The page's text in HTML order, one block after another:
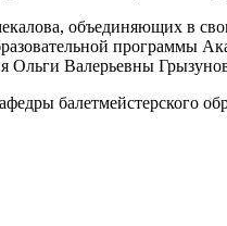
объединяющих в
Ольги Валерьевны
балетмейстерского